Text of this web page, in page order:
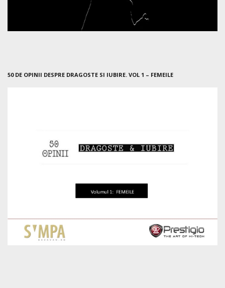
50 DE OPINII DESPRE DRAGOSTE SI IUBIRE. VOL 1 – FEMEILE